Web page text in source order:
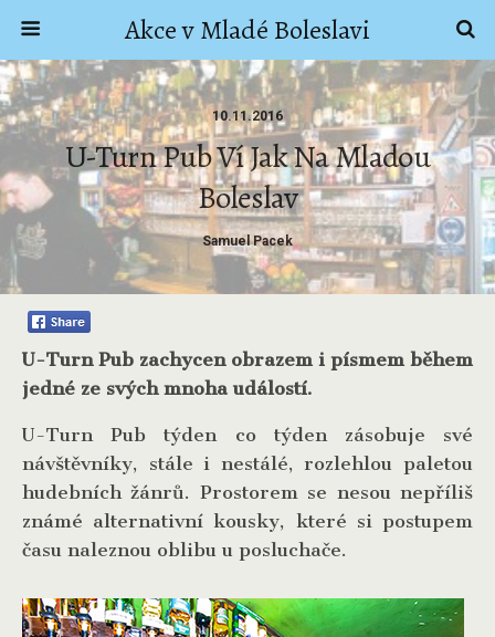
Akce v Mladé Boleslavi
10.11.2016
U-Turn Pub Ví Jak Na Mladou
Boleslav
Samuel Pacek
U-Turn Pub zachycen obrazem i písmem během
jedné ze svých mnoha událostí.
U-Turn Pub týden co týden zásobuje své
návštěvníky, stále i nestálé, rozlehlou paletou
hudebních žánrů. Prostorem se nesou nepříliš
známé alternativní kousky, které si postupem
času naleznou oblibu u posluchače.